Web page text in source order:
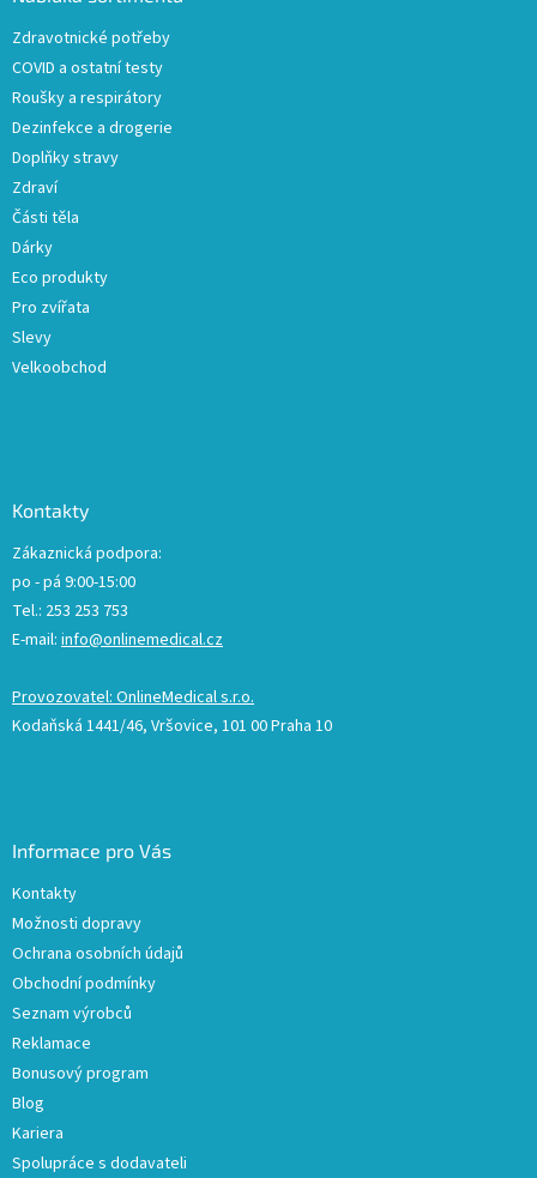
Zdravotnické potřeby
COVID a ostatní testy
Roušky a respirátory
Dezinfekce a drogerie
Doplňky stravy
Zdraví
Části těla
Dárky
Eco produkty
Pro zvířata
Slevy
Velkoobchod
Kontakty
Zákaznická podpora:
po - pá 9:00-15:00
Tel.: 253 253 753
E-mail: info@onlinemedical.cz
Provozovatel: OnlineMedical s.r.o.
Kodaňská 1441/46, Vršovice, 101 00 Praha 10
Informace pro Vás
Kontakty
Možnosti dopravy
Ochrana osobních údajů
Obchodní podmínky
Seznam výrobců
Reklamace
Bonusový program
Blog
Kariera
Spolupráce s dodavateli